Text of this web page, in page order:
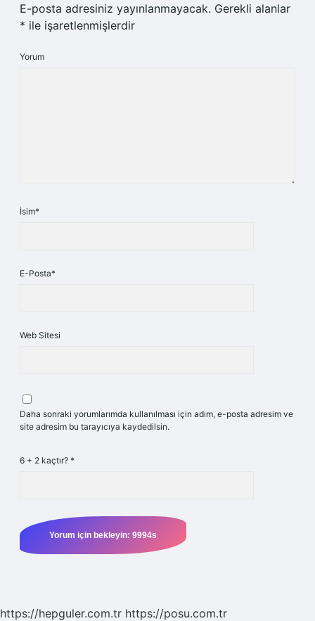
E-posta adresiniz yayınlanmayacak. Gerekli alanlar
* ile işaretlenmişlerdir
Yorum
İsim*
E-Posta*
Web Sitesi
Daha sonraki yorumlarımda kullanılması için adım, e-posta adresim ve
site adresim bu tarayıcıya kaydedilsin.
6 + 2 kaçtır? *
https://hepguler.com.tr https://posu.com.tr